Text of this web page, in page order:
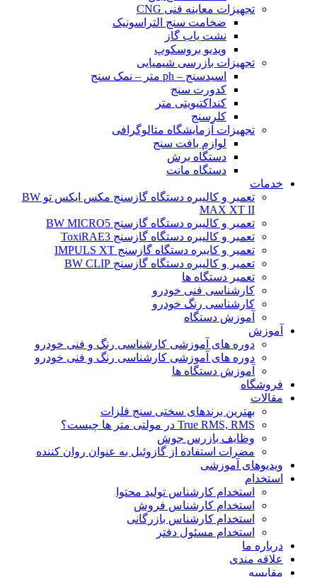
تجهیزات معاینه فنی CNG
ضخامت سنج التراسونیک
نشت یاب گاز
ویدیو بروسکوپ
تجهیزات بازرسی شیمیایی
اسیدسنج – ph متر – نمک سنج
کدورت سنج
کنداکتیویتی متر
کلرسنج
تجهیزات آزمایشگاه متالوگرافی
لوازم بافت سنج
دستگاه برش
دستگاه مانت
خدمات
تعمیر و کالیبره دستگاه گازسنج مکس ایکس تو BW
MAX XT II
تعمیر و کالیبره دستگاه گازسنج BW MICRO5
تعمیر و کالیبره دستگاه گازسنج ToxiRAE3
تعمیر و کایبره دستگاه گازسنج IMPULS XT
تعمیر و کالیبره دستگاه گازسنج BW CLIP
تعمیر دستگاه ها
کارشناسی فنی خودرو
کارشناسی رنگ خودرو
آموزش دستگاه
آموزش
دوره های آموزشی کارشناسی رنگ و فنی خودرو
دوره های آموزشی کارشناسی رنگ و فنی خودرو
آموزش دستگاه ها
فروشگاه
مقالات
بهترین برندهای سختی سنج فلزات
True RMS, RMS در مولتی متر ها چیست؟
وظایف بازرس جوش
مضرات استفاده از گازوئیل به عنوان روان کننده
ویدیوهای آموزشی
استخدام
استخدام کارشناس تولید محتوا
استخدام کارشناس فروش
استخدام کارشناس بازرگانی
استخدام مسئول دفتر
درباره ما
علاقه مندی
مقایسه